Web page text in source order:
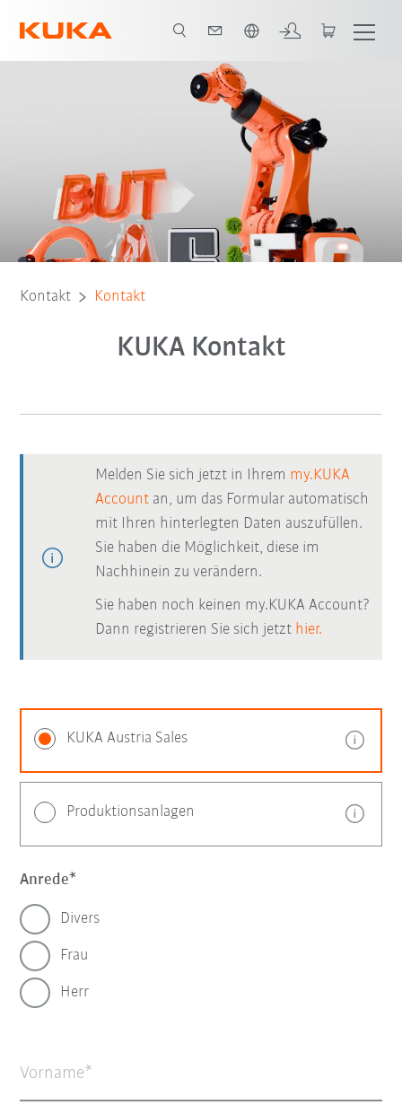
Kontakt Kontakt
KUKA Kontakt
Melden Sie sich jetzt in Ihrem my.KUKA
Account an, um das Formular automatisch
mit Ihren hinterlegten Daten auszufüllen.
Sie haben die Möglichkeit, diese im
Nachhinein zu verändern.
Sie haben noch keinen my.KUKA Account?
Dann registrieren Sie sich jetzt hier.
KUKA Austria Sales
Produktionsanlagen
Anrede
Divers
Frau
Herr
Vorname